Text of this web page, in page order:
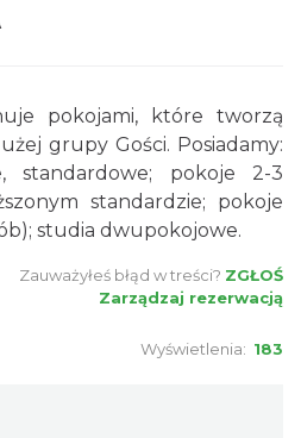
pokojami, które tworzą
grupy Gości. Posiadamy:
standardowe; pokoje 2-3
standardzie; pokoje
studia dwupokojowe.
Zauważyłeś błąd w treści? ZGŁOŚ
Zarządzaj rezerwacją
Wyświetlenia: 183